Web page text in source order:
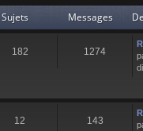
Sujets Messages
182 1274
12 143